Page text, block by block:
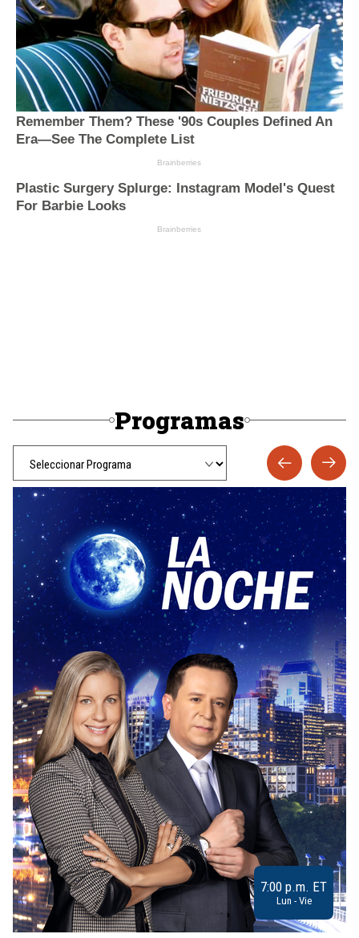
Programas
7:00 p.m. ET
Lun - Vie